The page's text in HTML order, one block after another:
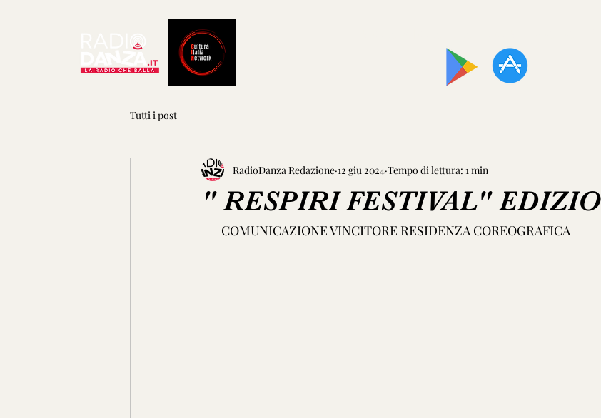
Tutti i post
" RESPIRI FESTIVAL"
RadioDanza Redazione 12 giu 2024 Tempo di lettura: 1 min
       COMUNICAZIONE VINCITORE RESIDENZA COREOGRAFICA